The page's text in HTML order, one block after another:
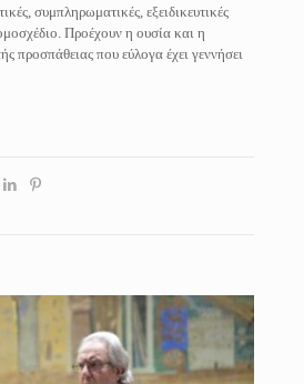
συμπληρωματικές, εξειδικευτικές
Προέχουν η ουσία και η
προσπάθειας που εύλογα έχει γεννήσει